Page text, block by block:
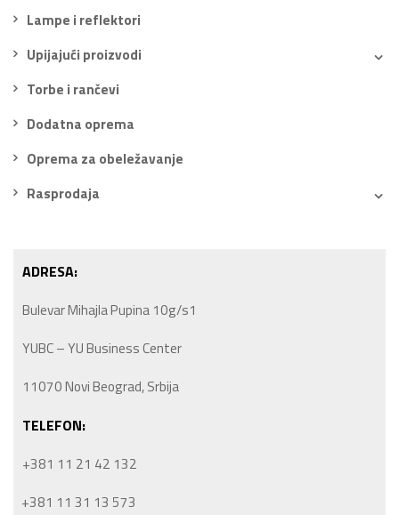
Lampe i reflektori
Upijajući proizvodi
Torbe i rančevi
Dodatna oprema
Oprema za obeležavanje
Rasprodaja
ADRESA:
Bulevar Mihajla Pupina 10g/s1
YUBC – YU Business Center
11070 Novi Beograd, Srbija
TELEFON:
+381 11 21 42 132
+381 11 31 13 573